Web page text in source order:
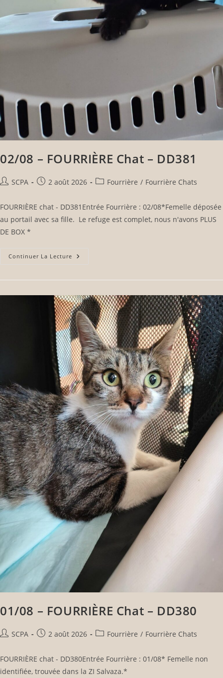
02/08 – FOURRIÈRE Chat – DD381
SCPA 2 août 2026 Fourrière / Fourrière Chats
FOURRIÈRE chat - DD381Entrée Fourrière : 02/08*Femelle déposée
au portail avec sa fille. Le refuge est complet, nous n'avons PLUS
DE BOX *
Continuer La Lecture
01/08 – FOURRIÈRE Chat – DD380
SCPA 2 août 2026 Fourrière / Fourrière Chats
FOURRIÈRE chat - DD380Entrée Fourrière : 01/08* Femelle non
identifiée, trouvée dans la ZI Salvaza.*